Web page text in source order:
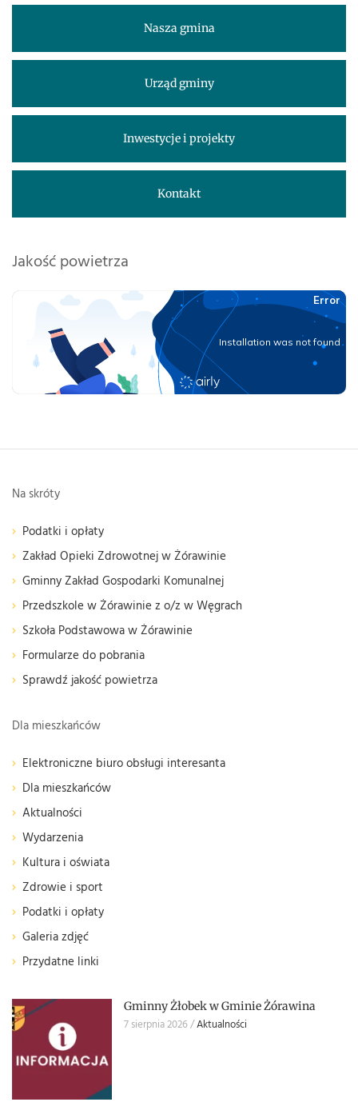
Nasza gmina
Urząd gminy
Inwestycje i projekty
Kontakt
Jakość powietrza
Na skróty
Podatki i opłaty
Zakład Opieki Zdrowotnej w Żórawinie
Gminny Zakład Gospodarki Komunalnej
Przedszkole w Żórawinie z o/z w Węgrach
Szkoła Podstawowa w Żórawinie
Formularze do pobrania
Sprawdź jakość powietrza
Dla mieszkańców
Elektroniczne biuro obsługi interesanta
Dla mieszkańców
Aktualności
Wydarzenia
Kultura i oświata
Zdrowie i sport
Podatki i opłaty
Galeria zdjęć
Przydatne linki
Gminny Żłobek w Gminie Żórawina
7 sierpnia 2026 Aktualności